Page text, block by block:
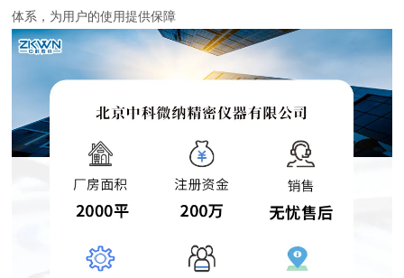
体系，为用户的使用提供保障